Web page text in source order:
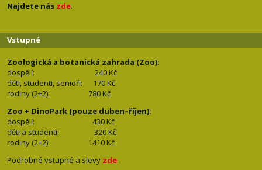
Najdete nás zde.
Vstupné
Zoologická a botanická zahrada (Zoo):
dospělí:
240 Kč
děti, studenti, senioři: 170 Kč
rodiny (2+2): 780 Kč
Zoo + DinoPark (pouze duben–říjen):
dospělí: 430 Kč
děti a studenti: 320 Kč
rodiny (2+2): 1410 Kč
Podrobné vstupné a slevy zde.